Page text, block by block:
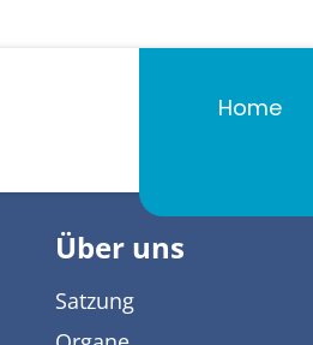
Home
Über uns
Satzung